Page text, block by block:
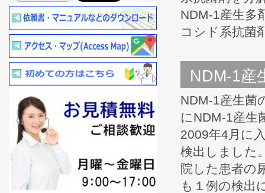
NDM-1産生多
コシド系抗菌
NDM-1産
NDM-1産生菌
にNDM-1産生
2009年4月に
検出しました
院した患者の
も１例の検出